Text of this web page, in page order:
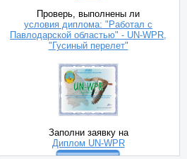
Проверь, выполнены ли
условия диплома: "Работал с
Павлодарской областью" - UN-WPR,
"Гусиный перелет"
Заполни заявку на
Диплом UN-WPR